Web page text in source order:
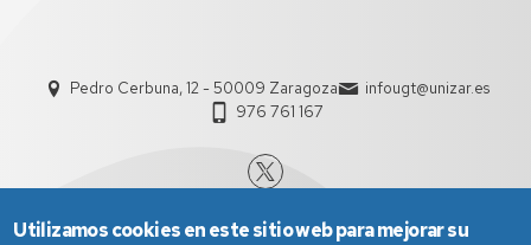
Pedro Cerbuna, 12 - 50009 Zaragoza
infougt@unizar.es
976 761 167
Utilizamos cookies en este sitio web para mejorar su